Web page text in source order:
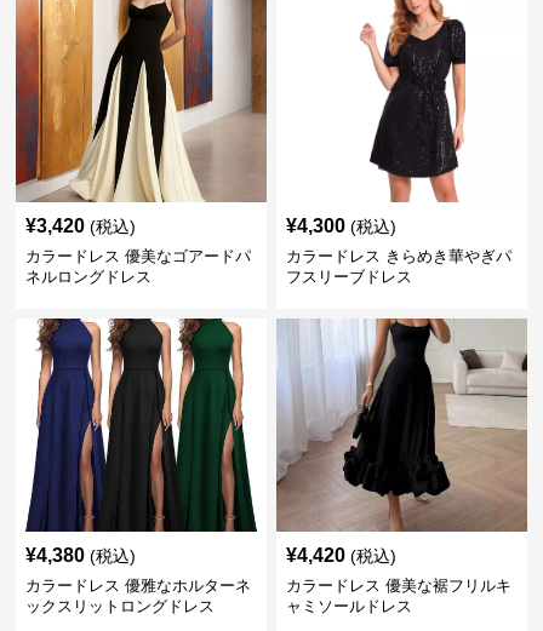
¥3,420 (税込)
カラードレス 優美なゴアードパ
ネルロングドレス
¥4,300 (税込)
カラードレス きらめき華やぎパ
フスリーブドレス
¥4,380 (税込)
カラードレス 優雅なホルターネ
ックスリットロングドレス
¥4,420 (税込)
カラードレス 優美な裾フリルキ
ャミソールドレス